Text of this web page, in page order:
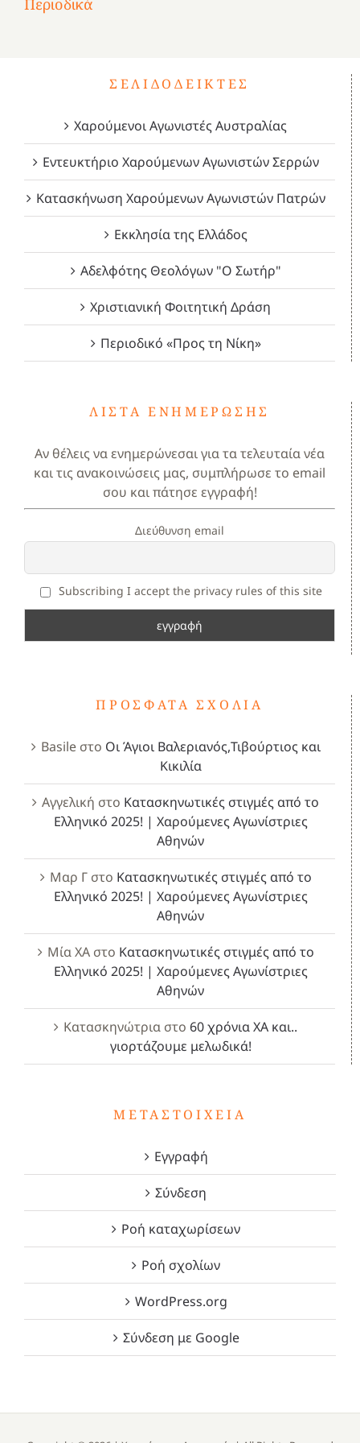
Περιοδικά
1821
2023!
2023!
2023!
ΣΕΛΙΔΟΔΕΊΚΤΕΣ
Χαρούμενοι Αγωνιστές Αυστραλίας
Εντευκτήριο Χαρούμενων Αγωνιστών Σερρών
Κατασκήνωση Χαρούμενων Αγωνιστών Πατρών
Εκκλησία της Ελλάδος
Αδελφότης Θεολόγων "Ο Σωτήρ"
Χριστιανική Φοιτητική Δράση
Περιοδικό «Προς τη Νίκη»
ΛΊΣΤΑ ΕΝΗΜΈΡΩΣΗΣ
Αν θέλεις να ενημερώνεσαι για τα τελευταία νέα
και τις ανακοινώσεις μας, συμπλήρωσε το email
σου και πάτησε εγγραφή!
Διεύθυνση email
Subscribing I accept the privacy rules of this site
ΠΡΌΣΦΑΤΑ ΣΧΌΛΙΑ
Basileστο Οι Άγιοι Βαλεριανός,Τιβούρτιος και
Κικιλία
Αγγελική στο Κατασκηνωτικές στιγμές από το
Ελληνικό 2025! | Χαρούμενες Αγωνίστριες
Αθηνών
Μαρ Γστο Κατασκηνωτικές στιγμές από το
Ελληνικό 2025! | Χαρούμενες Αγωνίστριες
Αθηνών
Μία ΧΑστο Κατασκηνωτικές στιγμές από το
Ελληνικό 2025! | Χαρούμενες Αγωνίστριες
Αθηνών
Κατασκηνώτρια στο 60 χρόνια ΧΑ και..
γιορτάζουμε μελωδικά!
ΜΕΤΑΣΤΟΙΧΕΊΑ
Εγγραφή
Σύνδεση
Ροή καταχωρίσεων
Ροή σχολίων
WordPress.org
Σύνδεση με Google